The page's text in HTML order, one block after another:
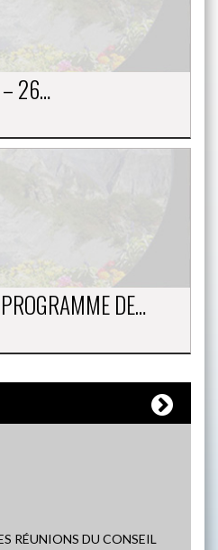
– 26…
DE…
RÉUNIONS DU CONSEIL